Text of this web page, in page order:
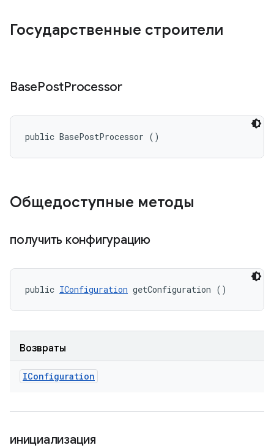
Государственные строители
BasePostProcessor
public BasePostProcessor ()
Общедоступные методы
получить конфигурацию
public IConfiguration getConfiguration ()
Возвраты
IConfiguration
инициализация